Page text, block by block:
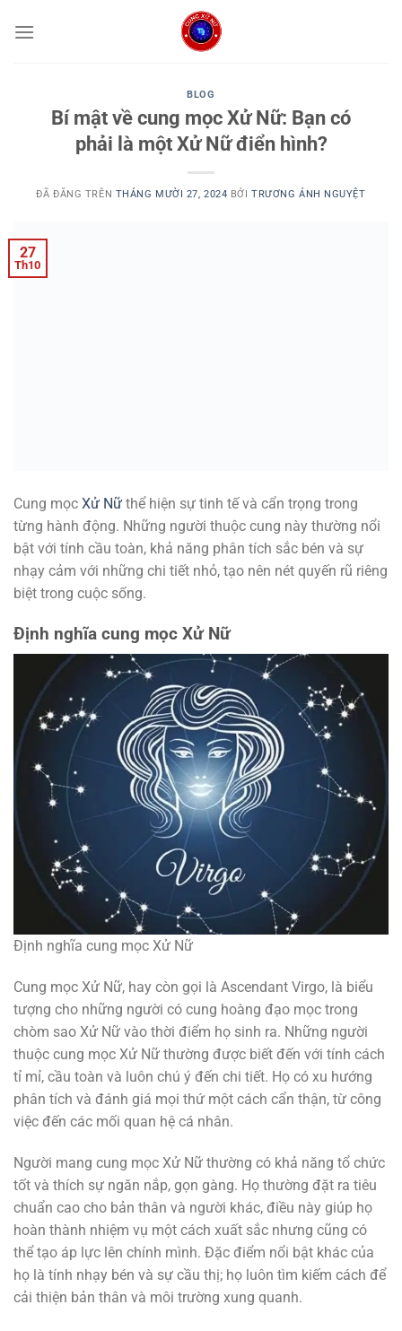
đến
BLOG
Bí mật về cung mọc Xử Nữ: Bạn có
phải là một Xử Nữ điển hình?
ĐÃ ĐĂNG TRÊN THÁNG MƯỜI 27, 2024 BỞITRƯƠNG ÁNH NGUYỆT
27
Th10
Cung mọc Xử Nữ thể hiện sự tinh tế và cẩn trọng trong
từng hành động. Những người thuộc cung này thường nổi
bật với tính cầu toàn, khả năng phân tích sắc bén và sự
nhạy cảm với những chi tiết nhỏ, tạo nên nét quyến rũ riêng
biệt trong cuộc sống.
Định nghĩa cung mọc Xử Nữ
Định nghĩa cung mọc Xử Nữ
Cung mọc Xử Nữ, hay còn gọi là Ascendant Virgo, là biểu
tượng cho những người có cung hoàng đạo mọc trong
chòm sao Xử Nữ vào thời điểm họ sinh ra. Những người
thuộc cung mọc Xử Nữ thường được biết đến với tính cách
tỉ mỉ, cầu toàn và luôn chú ý đến chi tiết. Họ có xu hướng
phân tích và đánh giá mọi thứ một cách cẩn thận, từ công
việc đến các mối quan hệ cá nhân.
Người mang cung mọc Xử Nữ thường có khả năng tổ chức
tốt và thích sự ngăn nắp, gọn gàng. Họ thường đặt ra tiêu
chuẩn cao cho bản thân và người khác, điều này giúp họ
hoàn thành nhiệm vụ một cách xuất sắc nhưng cũng có
thể tạo áp lực lên chính mình. Đặc điểm nổi bật khác của
họ là tính nhạy bén và sự cầu thị; họ luôn tìm kiếm cách để
cải thiện bản thân và môi trường xung quanh.